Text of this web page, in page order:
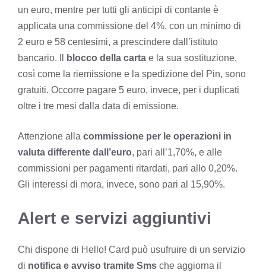
un euro, mentre per tutti gli anticipi di contante è
applicata una commissione del 4%, con un minimo di
2 euro e 58 centesimi, a prescindere dall’istituto
bancario. Il
blocco della carta e la sua sostituzione,
così come la riemissione e la spedizione del Pin, sono
gratuiti. Occorre pagare 5 euro, invece, per i duplicati
oltre i tre mesi dalla data di emissione.
Attenzione alla commissione per le operazioni in
valuta differente dall’euro, pari all’1,70%, e alle
commissioni per pagamenti ritardati, pari allo 0,20%.
Gli interessi di mora, invece, sono pari al 15,90%.
Alert e servizi aggiuntivi
Chi dispone di Hello! Card può usufruire di un servizio
di notifica e avviso tramite Sms che aggiorna il